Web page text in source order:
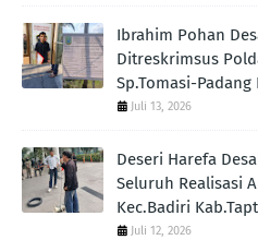
Ibrahim Pohan
Ditreskrimsus
Sp.Tomasi-
Juli 13, 2026
Deseri Harefa
Seluruh Realisasi
Kec.Badiri
Juli 12, 2026